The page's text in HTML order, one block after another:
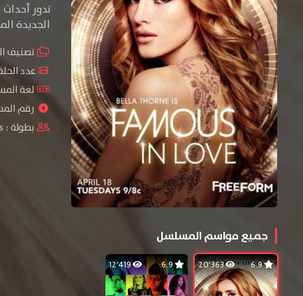
تدور
الجديدة
تصنيف
عدد الحلقات :
لغة
رقم
بطولة :
جميع مواسم المسلسل
6.9 20٬363 6.9 12٬419